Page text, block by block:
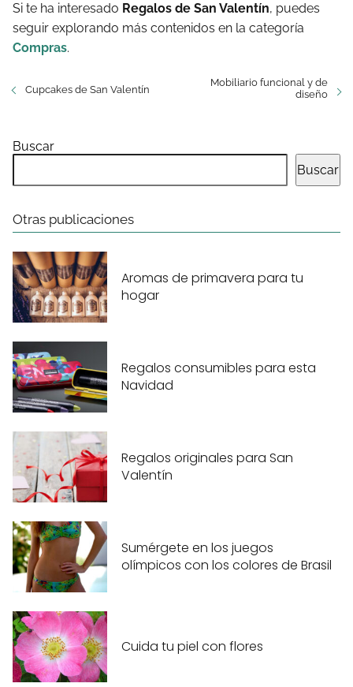
Si te ha interesado Regalos de San Valentín, puedes
seguir explorando más contenidos en la categoría
Compras.
Cupcakes de San Valentín
Mobiliario funcional y de
diseño
Buscar
Buscar
Otras publicaciones
Aromas de primavera para tu
hogar
Regalos consumibles para esta
Navidad
Regalos originales para San
Valentín
Sumérgete en los juegos
olímpicos con los colores de Brasil
Cuida tu piel con flores